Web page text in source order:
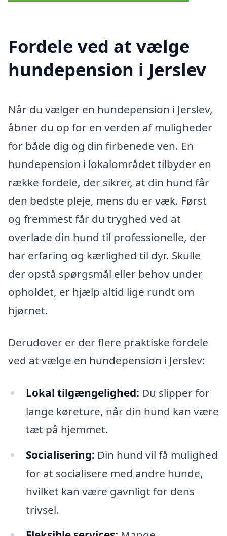
Fordele ved at vælge
hundepension i Jerslev
Når du vælger en hundepension i Jerslev,
åbner du op for en verden af muligheder
for både dig og din firbenede ven. En
hundepension i lokalområdet tilbyder en
række fordele, der sikrer, at din hund får
den bedste pleje, mens du er væk. Først
og fremmest får du tryghed ved at
overlade din hund til professionelle, der
har erfaring og kærlighed til dyr. Skulle
der opstå spørgsmål eller behov under
opholdet, er hjælp altid lige rundt om
hjørnet.
Derudover er der flere praktiske fordele
ved at vælge en hundepension i Jerslev:
Lokal tilgængelighed: Du slipper for
lange køreture, når din hund kan være
tæt på hjemmet.
Socialisering: Din hund vil få mulighed
for at socialisere med andre hunde,
hvilket kan være gavnligt for dens
trivsel.